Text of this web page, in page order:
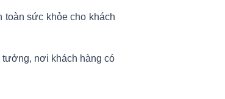
toàn sức khỏe cho khách
tưởng, nơi khách hàng có